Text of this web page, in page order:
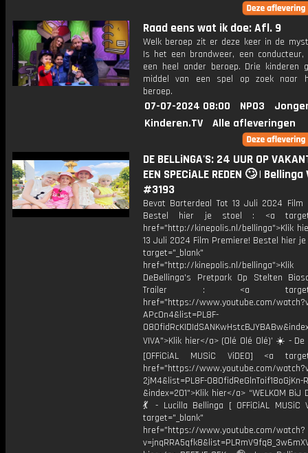
Raad eens wat ik doe: Afl. 9
Welk beroep zit er deze keer in de
Is het een brandweer, een
een heel ander beroep. Drie kinderen
middel van een spel op zoek naar
beroep.
07-07-2024 08:00 NPO3
Kinderen.TV
Alle afleveringen
DE BELLiNGA'S: 24 UUR OP
EEN SPECiALE REDEN 🙄 | Bellinga
#3193
Bevat Barterdeal Tot 13 Juli 2024 Film
Bestel hier je stoel : <a
href="http://kinepolis.nl/bellinga">Klik
13 Juli 2024 Film Premiere! Bestel hier
target="_blank"
href="http://kinepolis.nl/
DeBellinga's Pretpark Op Stelten
Trailer : <a
href="https://www.youtube.com/
APcOn4&list=PL8F-
VIVA">Klik hier</a> (Olé Olé Olé)’ ☀️ - De
[OFFiCiAL MUSiC ViDEO] <a
href="https://www.youtube.com/
2jM4&list=PL8F-O8OfidReGlnToif18oGjKn-
&index=201">Klik hier</a> “WELKOM BiJ
💃 - Lucilla Bellinga [ OFFiCiAL MUSiC
target="_blank"
href="https://www.youtube.com/watch?